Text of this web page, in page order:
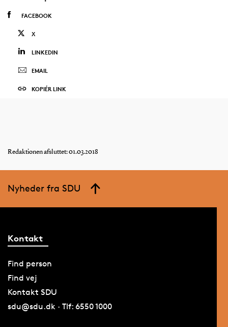
FACEBOOK
X
LINKEDIN
EMAIL
KOPIÉR LINK
Redaktionen afsluttet: 01.03.2018
Nyheder fra SDU
Kontakt
Find person
Find vej
Kontakt SDU
sdu@sdu.dk · Tlf: 6550 1000